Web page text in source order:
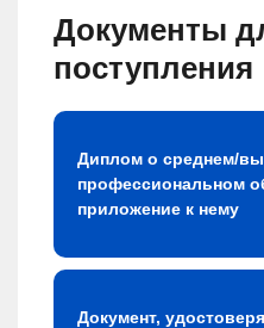
Документы
поступления
Диплом о среднем/
профессиональном
приложение к нему
Документ,